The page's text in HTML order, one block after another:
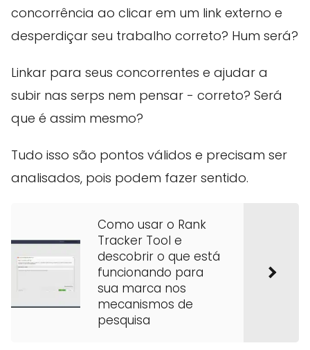
concorrência ao clicar em um link externo e
desperdiçar seu trabalho correto? Hum será?
Linkar para seus concorrentes e ajudar a
subir nas serps nem pensar - correto? Será
que é assim mesmo?
Tudo isso são pontos válidos e precisam ser
analisados, pois podem fazer sentido.
Como usar o Rank
Tracker Tool e
descobrir o que está
funcionando para
sua marca nos
mecanismos de
pesquisa